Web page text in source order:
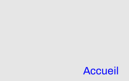
Accueil